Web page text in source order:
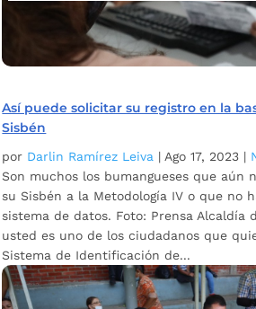
Así puede solicitar su registro en la
Sisbén
por Darlin Ramírez Leiva | Ago 17, 2023 |
Son muchos los bumangueses que aún
su Sisbén a la Metodología IV o que no
sistema de datos. Foto: Prensa Alcaldía
usted es uno de los ciudadanos que
Sistema de Identificación de...